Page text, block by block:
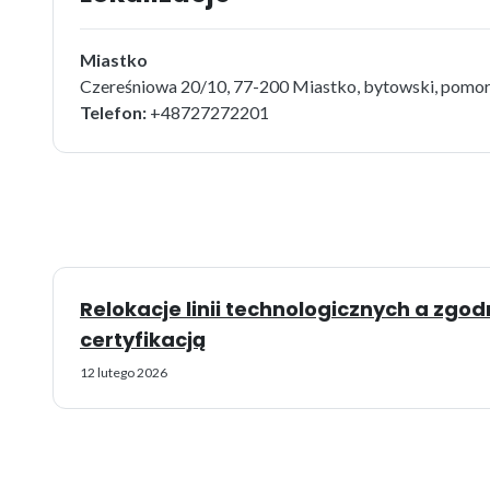
Miastko
Czereśniowa 20/10, 77-200 Miastko, bytowski,
Telefon: +48727272201
Relokacje linii technologicznych a
certyfikacją
12 lutego 2026